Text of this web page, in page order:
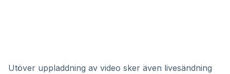
Utöver uppladdning av video sker även livesändning